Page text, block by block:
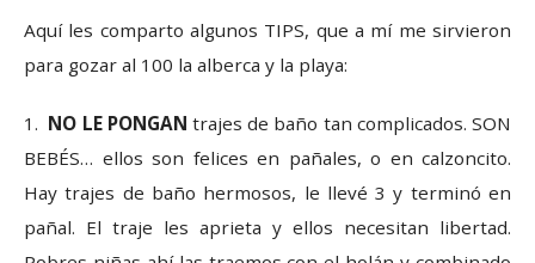
Aquí les comparto algunos TIPS, que a mí me sirvieron
para gozar al 100 la alberca y la playa:
1. NO LE PONGAN trajes de baño tan complicados. SON
BEBÉS… ellos son felices en pañales, o en calzoncito.
Hay trajes de baño hermosos, le llevé 3 y terminó en
pañal. El traje les aprieta y ellos necesitan libertad.